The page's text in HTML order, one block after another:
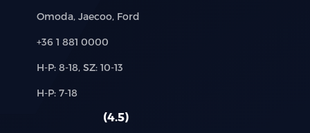
Márkák:
Omoda, Jaecoo, Ford
Telefon:
+36 1 881 0000
Új-
használt
H-P: 8-18, SZ: 10-13
Alkatrész,
H-P: 7-18
4.5